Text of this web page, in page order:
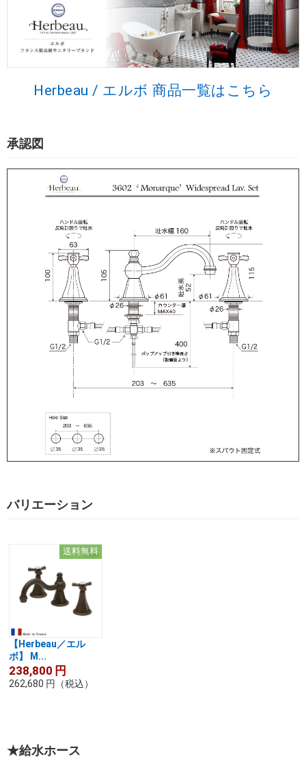
Herbeau / エルボ 商品一覧はこちら
承認図
バリエーション
送料無料
【Herbeau／エル
ボ】 M...
238,800 円
262,680 円 （税込）
★給水ホース